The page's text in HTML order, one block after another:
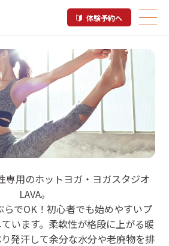
体験予約へ
専用のホットヨガ・ヨガスタジオ
LAVA。
らでOK！初心者でも始めやすいプ
います。柔軟性が格段に上がる暖
発汗して余分な水分や老廃物を排